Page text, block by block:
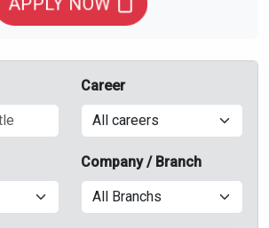
Career
Company / Branch